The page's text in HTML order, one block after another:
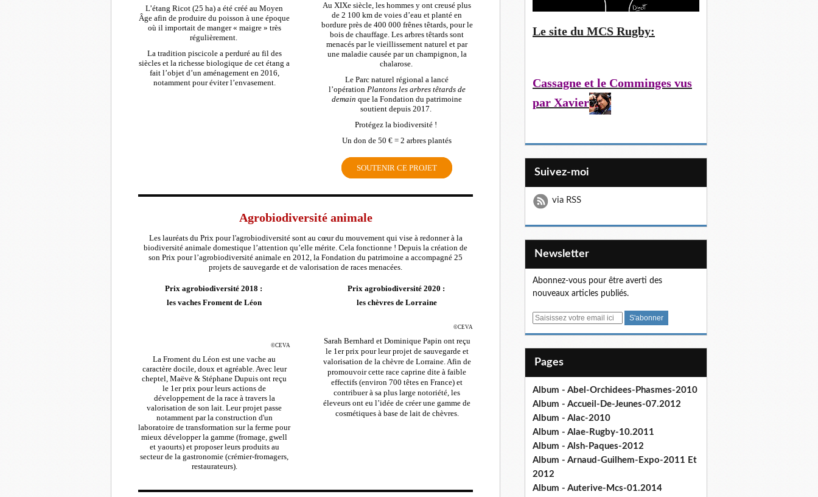
L’étang Ricot (25 ha) a été créé au Moyen
Âge afin de produire du poisson à une époque
où il importait de manger « maigre » très
régulièrement.
La tradition piscicole a perduré au fil des
siècles et la richesse biologique de cet étang a
fait l’objet d’un aménagement en 2016,
notamment pour éviter l’envasement.
Au XIXe siècle, les hommes y ont creusé plus
de 2 100 km de voies d’eau et planté en
bordure près de 400 000 frênes têtards, pour le
bois de chauffage. Les arbres têtards sont
menacés par le vieillissement naturel et par
une maladie causée par un champignon, la
chalarose.
Le Parc naturel régional a lancé
l’opération Plantons les arbres têtards de
demain que la Fondation du patrimoine
soutient depuis 2017.
Protégez la biodiversité !
Un don de 50 € = 2 arbres plantés
SOUTENIR CE PROJET
Agrobiodiversité animale
Les lauréats du Prix pour l'agrobiodiversité sont au cœur du mouvement qui vise à redonner à la
biodiversité animale domestique l’attention qu’elle mérite. Cela fonctionne ! Depuis la création de
son Prix pour l’agrobiodiversité animale en 2012, la Fondation du patrimoine a accompagné 25
projets de sauvegarde et de valorisation de races menacées.
Prix agrobiodiversité 2018 :
les vaches Froment de Léon
©CEVA
La Froment du Léon est une vache au
caractère docile, doux et agréable. Avec leur
cheptel, Maëve & Stéphane Dupuis ont reçu
le 1er prix pour leurs actions de
développement de la race à travers la
valorisation de son lait. Leur projet passe
notamment par la construction d'un
laboratoire de transformation sur la ferme pour
mieux développer la gamme (fromage, gwell
et yaourts) et proposer leurs produits au
secteur de la gastronomie (crémier-fromagers,
restaurateurs).
Prix agrobiodiversité 2020 :
les chèvres de Lorraine
©CEVA
Sarah Bernhard et Dominique Papin ont reçu
le 1er prix pour leur projet de sauvegarde et
valorisation de la chèvre de Lorraine. Afin de
promouvoir cette race caprine dite à faible
effectifs (environ 700 têtes en France) et
contribuer à sa plus large notoriété, les
éleveurs ont eu l’idée de créer une gamme de
cosmétiques à base de lait de chèvres.
Le site du MCS Rugby:
Cassagne et le Comminges vus
par Xavier
Suivez-moi
via RSS
Newsletter
Abonnez-vous pour être averti des
nouveaux articles publiés.
E
Pages
Album - Abel-Orchidees-Phasmes-2010
Album - Accueil-De-Jeunes-07.2012
Album - Alac-2010
Album - Alae-Rugby-10.2011
Album - Alsh-Paques-2012
Album - Arnaud-Guilhem-Expo-2011 Et
2012
Album - Auterive-Mcs-01.2014